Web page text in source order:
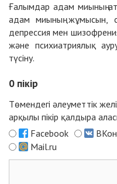
Ғалымдар адам миының
адам миының жұмысын,
депрессия мен
және психиатриялық
түсіну.
0 пікір
Төмендегі әлеуметтік
арқылы пікір қалдыра
Facebook
Mail.ru